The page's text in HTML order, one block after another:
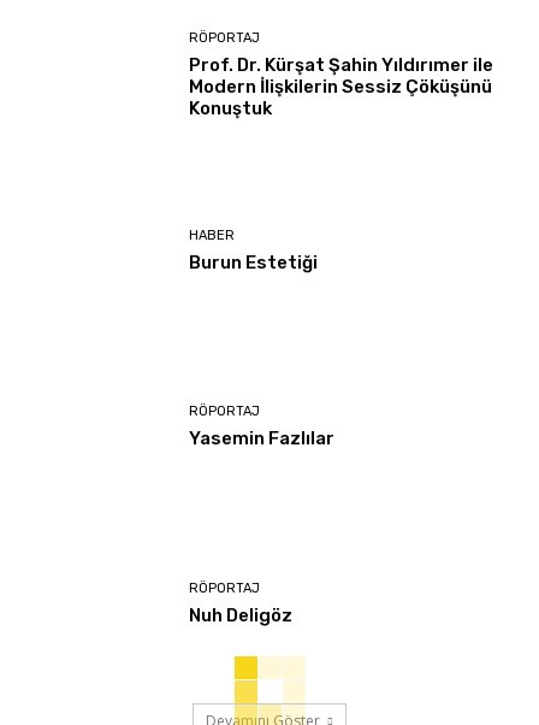
RÖPORTAJ
Prof. Dr. Kürşat Şahin Yıldırımer ile
Modern İlişkilerin Sessiz Çöküşünü
Konuştuk
HABER
Burun Estetiği
RÖPORTAJ
Yasemin Fazlılar
RÖPORTAJ
Nuh Deligöz